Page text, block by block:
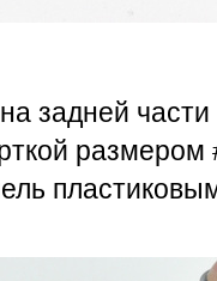
задней
размером